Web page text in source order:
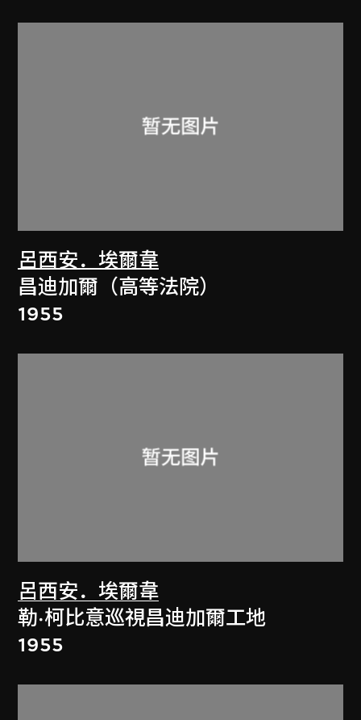
呂西安．埃爾韋
昌迪加爾（高等法院）
1955
呂西安．埃爾韋
勒·柯比意巡視昌迪加爾工地
1955